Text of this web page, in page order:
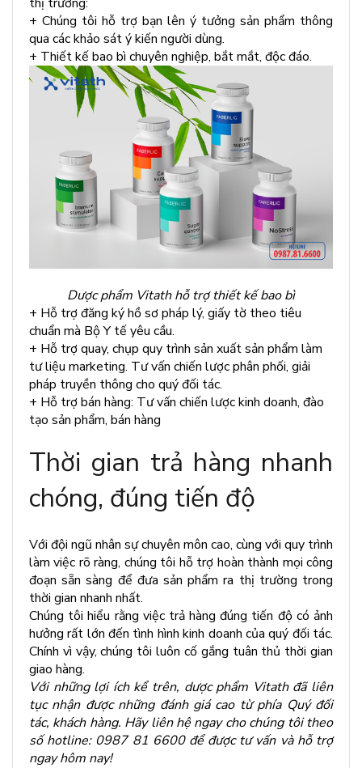
+ Chúng tôi hỗ trợ bạn lên ý tưởng sản phẩm thông
qua các khảo sát ý kiến người dùng.
+ Thiết kế bao bì chuyên nghiệp, bắt mắt, độc đáo.
Dược phẩm Vitath hỗ trợ thiết kế bao bì
+ Hỗ trợ đăng ký hồ sơ pháp lý, giấy tờ theo tiêu
chuẩn mà Bộ Y tế yêu cầu.
+ Hỗ trợ quay, chụp quy trình sản xuất sản phẩm làm
tư liệu marketing. Tư vấn chiến lược phân phối, giải
pháp truyền thông cho quý đối tác.
+ Hỗ trợ bán hàng: Tư vấn chiến lược kinh doanh, đào
tạo sản phẩm, bán hàng
Thời gian trả hàng nhanh
chóng, đúng tiến độ
Với đội ngũ nhân sự chuyên môn cao, cùng với quy trình
làm việc rõ ràng, chúng tôi hỗ trợ hoàn thành mọi công
đoạn sẵn sàng để đưa sản phẩm ra thị trường trong
thời gian nhanh nhất.
Chúng tôi hiểu rằng việc trả hàng đúng tiến độ có ảnh
hưởng rất lớn đến tình hình kinh doanh của quý đối tác.
Chính vì vậy, chúng tôi luôn cố gắng tuân thủ thời gian
giao hàng.
Với những lợi ích kể trên, dược phẩm Vitath đã liên
tục nhận được những đánh giá cao từ phía Quý đối
tác, khách hàng. Hãy liên hệ ngay cho chúng tôi theo
số hotline: 0987 81 6600 để được tư vấn và hỗ trợ
ngay hôm nay!